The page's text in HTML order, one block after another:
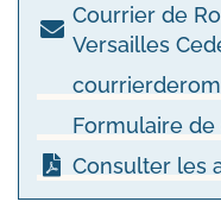
Courrier de
Versailles
Formulaire
Consulter les